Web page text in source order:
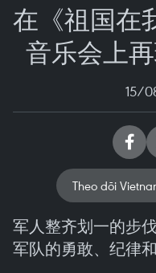
在《祖国在
音乐会上
15/
Theo dõi
军人整齐划一的步
军队的勇敢、纪律